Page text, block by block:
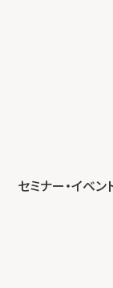
セミナー・イベン